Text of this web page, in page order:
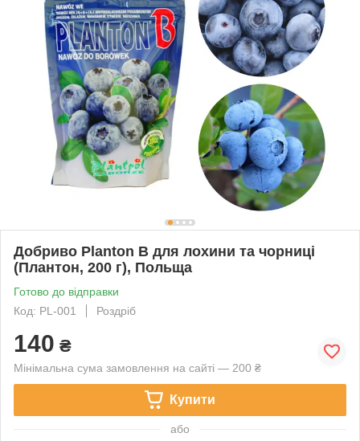
Добриво Planton B для лохини та чорниці
(Плантон, 200 г), Польща
Готово до відправки
Код: PL-001
Роздріб
140 ₴
Мінімальна сума замовлення на сайті — 200 ₴
Купити
або